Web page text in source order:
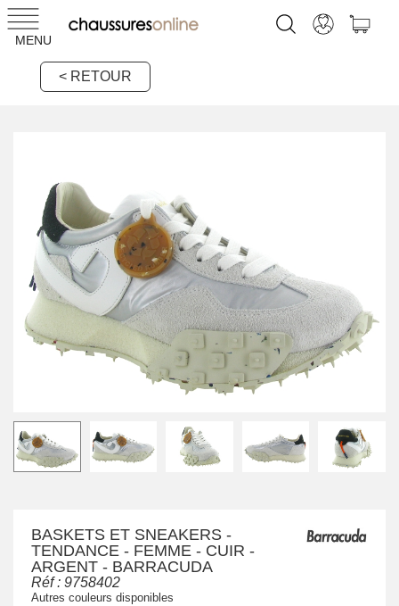
MENU
< RETOUR
BASKETS ET SNEAKERS -
TENDANCE - FEMME - CUIR -
ARGENT - BARRACUDA
Réf : 9758402
Autres couleurs disponibles